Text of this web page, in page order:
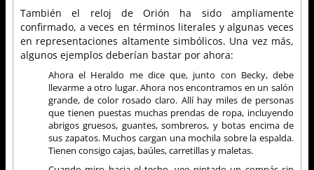
También el reloj de Orión ha sido ampliamente
confirmado, a veces en términos literales y algunas veces
en representaciones altamente simbólicos. Una vez más,
algunos ejemplos deberían bastar por ahora:
Ahora el Heraldo me dice que, junto con Becky, debe
llevarme a otro lugar. Ahora nos encontramos en un salón
grande, de color rosado claro. Allí hay miles de personas
que tienen puestas muchas prendas de ropa, incluyendo
abrigos gruesos, guantes, sombreros, y botas encima de
sus zapatos. Muchos cargan una mochila sobre la espalda.
Tienen consigo cajas, baúles, carretillas y maletas.